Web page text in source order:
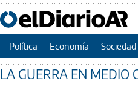
Política Economía Sociedad
LA GUERRA EN MEDIO